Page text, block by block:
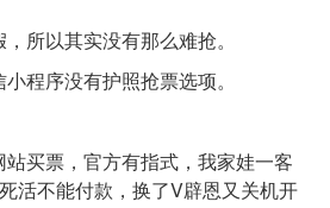
所以其实没有那么难抢。
程序没有护照抢票选项。
买票，官方有指式，我家娃一客
活不能付款，换了V辟恩又关机开